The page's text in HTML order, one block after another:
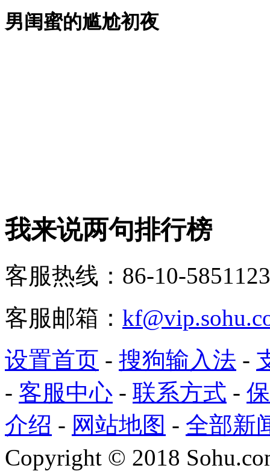
男闺蜜的尴尬初夜
我来说两句排行榜
客服热线：86-10-
客服邮箱：
设置首页 - 搜狗输入法 -
- 客服中心 - 联系方式 -
介绍 - 网站地图 - 全部新
Copyright © 2018